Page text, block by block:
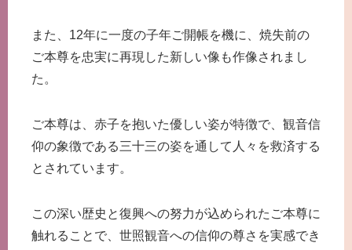
また、12年に一度の子年ご開帳を機に、焼失前の
ご本尊を忠実に再現した新しい像も作像されまし
た。
ご本尊は、赤子を抱いた優しい姿が特徴で、観音信
仰の象徴である三十三の姿を通して人々を救済する
とされています。
この深い歴史と復興への努力が込められたご本尊に
触れることで、世照観音への信仰の尊さを実感でき